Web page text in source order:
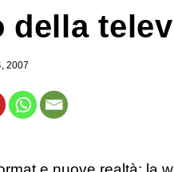
della
2007